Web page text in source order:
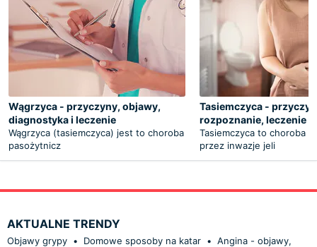
Wągrzyca - przyczyny, objawy,
diagnostyka i leczenie
Wągrzyca (tasiemczyca) jest to choroba
pasożytnicz
Tasiemczyca -
rozpoznanie, leczenie
Tasiemczyca to choroba
przez inwazje jeli
AKTUALNE TRENDY
Objawy grypy • Domowe sposoby na katar • Angina - objawy,